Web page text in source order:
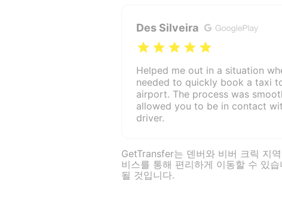
Des Silveira
Helped me out in a situation
needed to quickly book a taxi
airport. The process was
allowed you to be in contact
driver.
GetTransfer는 덴버와 비버 크릭 지
비스를 통해 편리하게 이동할 수 있
될 것입니다.